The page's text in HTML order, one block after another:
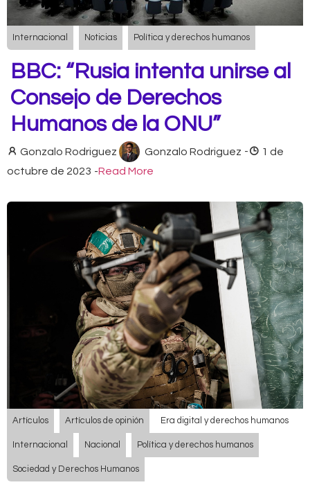
Internacional Noticias Política y derechos humanos
BBC: “Rusia intenta unirse al
Consejo de Derechos
Humanos de la ONU”
Gonzalo Rodriguez Gonzalo Rodriguez -
1 de
octubre de 2023 -Read More
Artículos Artículos de opinión Era digital y derechos humanos
Internacional Nacional Política y derechos humanos
Sociedad y Derechos Humanos